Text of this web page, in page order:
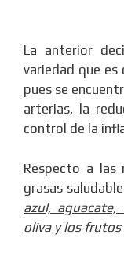
La anterior
variedad que es
pues se
arterias, la
control de la
Respecto a
grasas
azul,
oliva y los frutos